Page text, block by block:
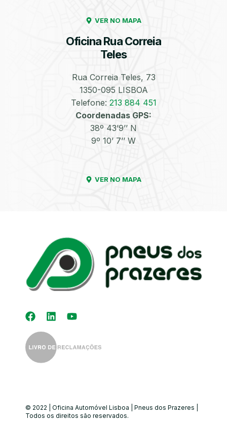
VER NO MAPA
Oficina Rua Correia
Teles
Rua Correia Teles, 73
1350-095 LISBOA
Telefone: 213 884 451
Coordenadas GPS:
38º 43’9’’ N
9º 10’ 7’’ W
VER NO MAPA
© 2022 | Oficina Automóvel Lisboa | Pneus dos Prazeres |
Todos os direitos são reservados.
Equilibragem das
Rodas
Desempeno de
Jantes
Kit Distribuição
Diagnóstico